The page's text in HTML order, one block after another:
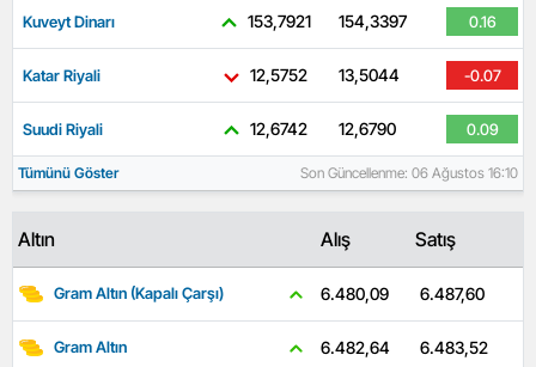
Kuveyt Dinarı 153,7921 154,3397 0.16
Katar Riyali 12,5752 13,5044 -0.07
Suudi Riyali 12,6742 12,6790 0.09
Tümünü Göster Son Güncellenme: 06 Ağustos 16:10
Altın Alış Satış
Gram Altın (Kapalı Çarşı) 6.480,09 6.487,60
Gram Altın 6.482,64 6.483,52